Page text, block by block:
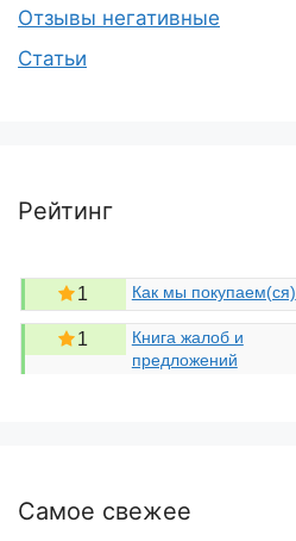
Отзывы негативные
Статьи
Рейтинг
1 Как мы покупаем(ся)
1
Книга жалоб и
предложений
Самое свежее